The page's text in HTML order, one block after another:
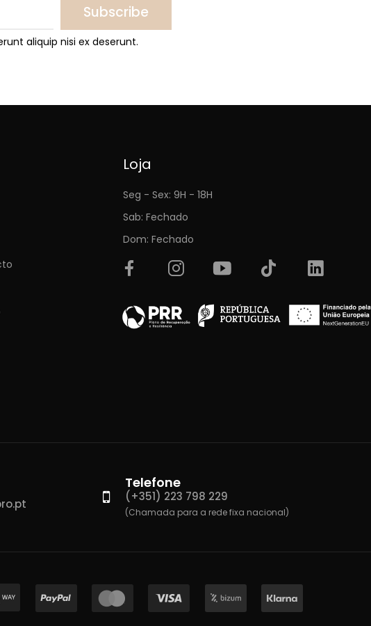
Subscribe
aliquip nisi ex deserunt.
Loja
Seg - Sex: 9H - 18H
Sab: Fechado
Dom: Fechado
Telefone
(+351) 223 798 229
(Chamada para a rede fixa nacional)